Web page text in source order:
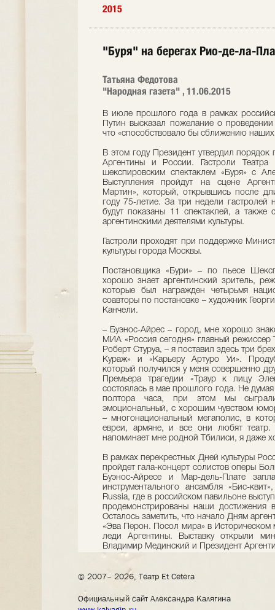
2015
"Буря" на берегах Рио-де-ла-
Татьяна Федотова
"Народная газета" , 11.06.2015
В июле прошлого года в рамках
Путин высказал пожелание о
что «способствовало бы сближению
В этом году Президент утвердил порядок
Аргентины и России. Гастроли
шекспировским спектаклем «Буря» с
Выступления пройдут на сцене
Мартин», который, открывшись после
году 75-летие. За три недели гастролей
будут показаны 11 спектаклей, а также
аргентинскими деятелями культуры.
Гастроли проходят при поддержке
культуры города Москвы.
Постановщика «Бури» – по пьесе
хорошо знает аргентинский зритель,
которые был награжден четырьмя
соавторы по постановке – художник
Канчели.
– Буэнос-Айрес – город, мне хорошо
МИА «Россия сегодня» главный
Роберт Стуруа, – я поставил здесь три
Кураж» и «Карьеру Артуро Уи».
который получился у меня совершенно
Премьера трагедии «Траур к лицу
состоялась в мае прошлого года. Не
полтора часа, при этом мы
эмоциональный, с хорошим чувством
– многонациональный мегаполис, в
евреи, армяне, и все они любят
напоминает мне родной Тбилиси, я даже
В рамках перекрестных Дней культуры
пройдет гала-концерт солистов оперы
Буэнос-Айресе и Мар-дель-Плате
инструментального ансамбля «Бис-
Russia, где в российском павильоне
продемонстрированы наши достижения
Осталось заметить, что начало Дням
«Эва Перон. Посол мира» в Историческом
леди Аргентины. Выставку открыли
Владимир Мединский и Президент
© 2007– 2026, Театр Et Cetera
Официальный сайт Александра Калягина